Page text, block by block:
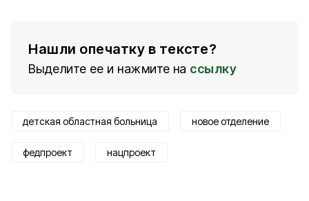
Нашли опечатку в тексте?
Выделите ее и нажмите на ссылку
детская областная больница новое отделение
федпроект нацпроект